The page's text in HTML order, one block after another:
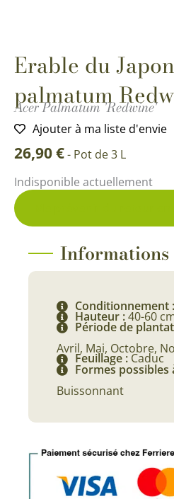
Erable du
palmatum
Acer Palmatum 'Redwine'
Ajouter à ma liste d'envie
26,90€- Pot de 3 L
Indisponible actuellement
Informations
Conditionnement :
Hauteur :40-60
Période de
Avril, Mai, Octobre,
Feuillage : Caduc
Formes possibles
Buissonnant